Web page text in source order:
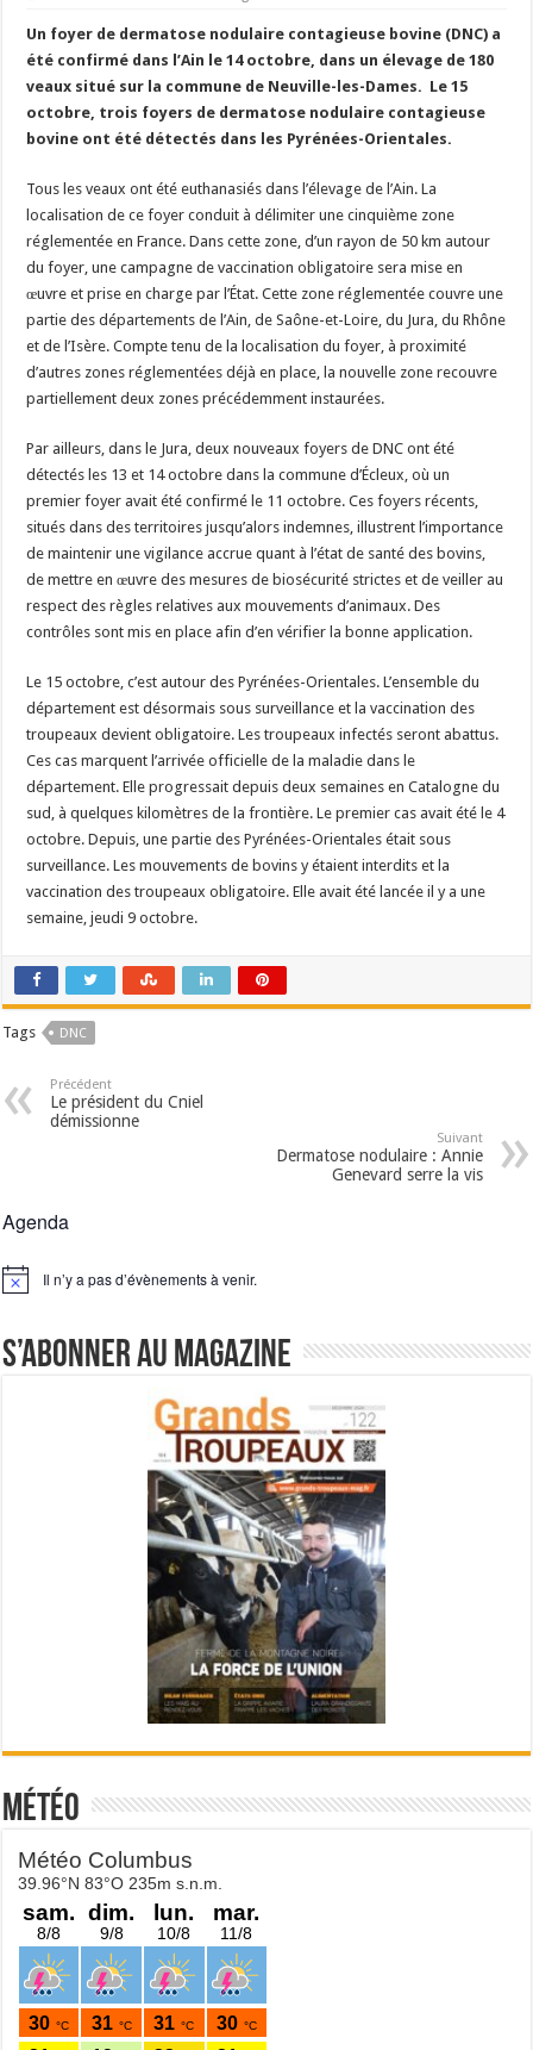
Un été fructueux pour Lactalis
Un foyer de dermatose nodulaire contagieuse bovine (DNC) a
été confirmé dans l’Ain le 14 octobre, dans un élevage de 180
veaux situé sur la commune de Neuville-les-Dames. Le 15
octobre, trois foyers de dermatose nodulaire contagieuse
bovine ont été détectés dans les Pyrénées-Orientales.
Tous les veaux ont été euthanasiés dans l’élevage de l’Ain. La
localisation de ce foyer conduit à délimiter une cinquième zone
réglementée en France. Dans cette zone, d’un rayon de 50 km autour
du foyer, une campagne de vaccination obligatoire sera mise en
œuvre et prise en charge par l’État. Cette zone réglementée couvre une
partie des départements de l’Ain, de Saône-et-Loire, du Jura, du Rhône
et de l’Isère. Compte tenu de la localisation du foyer, à proximité
d’autres zones réglementées déjà en place, la nouvelle zone recouvre
partiellement deux zones précédemment instaurées.
Par ailleurs, dans le Jura, deux nouveaux foyers de DNC ont été
détectés les 13 et 14 octobre dans la commune d’Écleux, où un
premier foyer avait été confirmé le 11 octobre. Ces foyers récents,
situés dans des territoires jusqu’alors indemnes, illustrent l’importance
de maintenir une vigilance accrue quant à l’état de santé des bovins,
de mettre en œuvre des mesures de biosécurité strictes et de veiller au
respect des règles relatives aux mouvements d’animaux. Des
contrôles sont mis en place afin d’en vérifier la bonne application.
Le 15 octobre, c’est autour des Pyrénées-Orientales. L’ensemble du
département est désormais sous surveillance et la vaccination des
troupeaux devient obligatoire. Les troupeaux infectés seront abattus.
Ces cas marquent l’arrivée officielle de la maladie dans le
département. Elle progressait depuis deux semaines en Catalogne du
sud, à quelques kilomètres de la frontière. Le premier cas avait été le 4
octobre. Depuis, une partie des Pyrénées-Orientales était sous
surveillance. Les mouvements de bovins y étaient interdits et la
vaccination des troupeaux obligatoire. Elle avait été lancée il y a une
semaine, jeudi 9 octobre.
Tags DNC
Précédent
Le président du Cniel
démissionne
Suivant
Dermatose nodulaire : Annie
Genevard serre la vis
Agenda
Notice Il n’y a pas d’évènements à venir.
S’abonner au magazine
Météo